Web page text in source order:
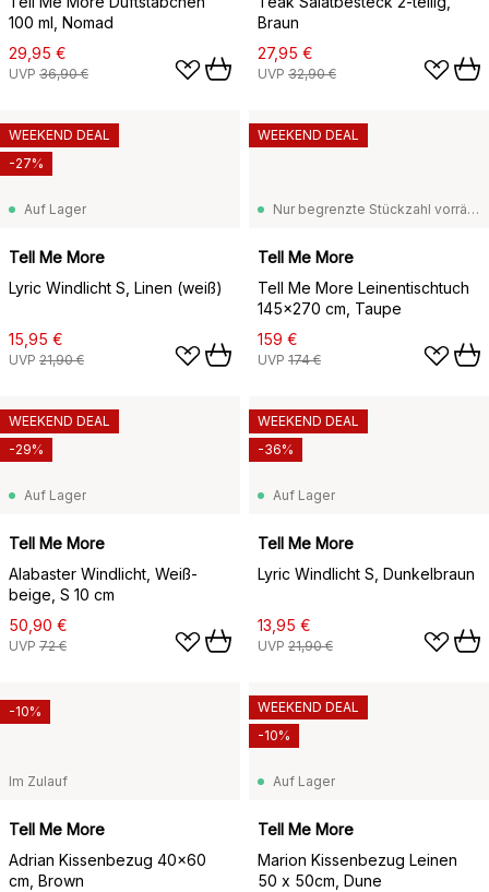
100 ml, Nomad
29,95 €
UVP 36,90 €
Braun
27,95 €
UVP 32,90 €
Auf Lager
Tell Me More
Lyric Windlicht S, Linen (weiß)
15,95 €
UVP 21,90 €
WEEKEND DEAL
-27%
Nur begrenzte Stückzahl vorrätig
Tell Me More
Tell Me More Leinentischtuch
145x270 cm, Taupe
159 €
UVP 174 €
WEEKEND DEAL
Auf Lager
Tell Me More
Alabaster Windlicht, Weiß-
beige, S 10 cm
50,90 €
UVP 72 €
WEEKEND DEAL
-29%
Auf Lager
Tell Me More
Lyric Windlicht S, Dunkelbraun
13,95 €
UVP 21,90 €
WEEKEND DEAL
-36%
Im Zulauf
Tell Me More
Adrian Kissenbezug 40x60
cm, Brown
-10%
Auf Lager
Tell Me More
Marion Kissenbezug Leinen
50 x 50cm, Dune
WEEKEND DEAL
-10%